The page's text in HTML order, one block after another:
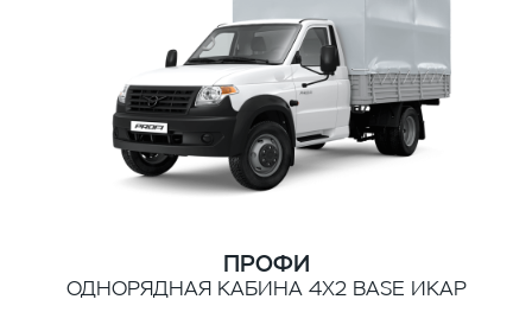
ПРОФИ
ОДНОРЯДНАЯ КАБИНА 4Х2 BASE ИКАР